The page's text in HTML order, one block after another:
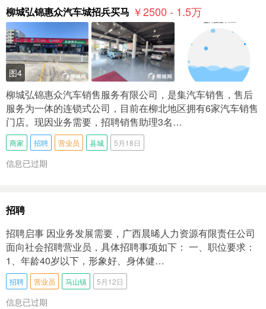
柳城弘锦惠众汽车城招兵买马 ￥2500 - 1.5万
图4
柳城弘锦惠众汽车销售服务有限公司，是集汽车销售，售后
服务为一体的连锁式公司，目前在柳北地区拥有6家汽车销售
门店。现因业务需要，招聘销售助理3名…
商家 招聘 营业员 县城 5月18日
信息已过期
招聘
招聘启事 因业务发展需要，广西晨晞人力资源有限责任公司
面向社会招聘营业员，具体招聘事项如下： 一、职位要求：
1、年龄40岁以下，形象好、身体健…
招聘 营业员 马山镇 5月12日
信息已过期